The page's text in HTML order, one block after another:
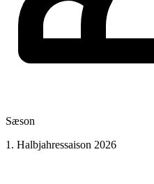
Sæson
1. Halbjahressaison 2026